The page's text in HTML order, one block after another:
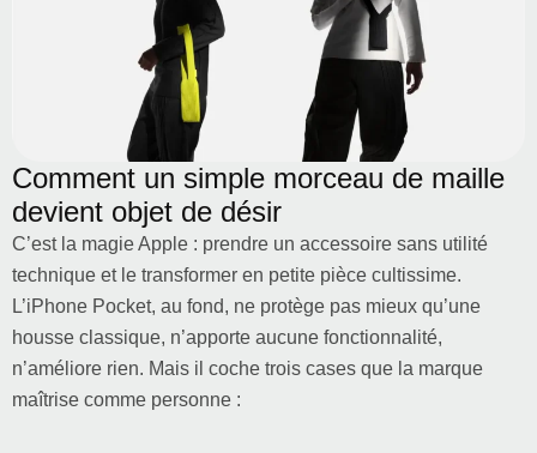
Comment un simple morceau de maille
devient objet de désir
C’est la magie Apple : prendre un accessoire sans utilité
technique et le transformer en petite pièce cultissime.
L’iPhone Pocket, au fond, ne protège pas mieux qu’une
housse classique, n’apporte aucune fonctionnalité,
n’améliore rien. Mais il coche trois cases que la marque
maîtrise comme personne :